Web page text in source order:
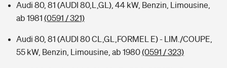
Audi 80, 81 (AUDI 80,L,GL), 44 kW, Benzin, Limousine,
ab 1981 (0591 / 321)
Audi 80, 81 (AUDI 80 CL,GL,FORMEL E) - LIM./COUPE,
55 kW, Benzin, Limousine, ab 1980(0591 / 323)